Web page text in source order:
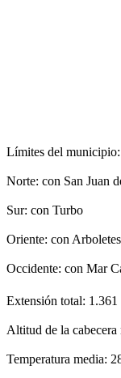
Límites del municipio:
Norte: con San Juan
Sur: con Turbo​
Oriente: con
Occidente: con Mar
Extensión total: 1.361
Altitud de la
Temperatura media: